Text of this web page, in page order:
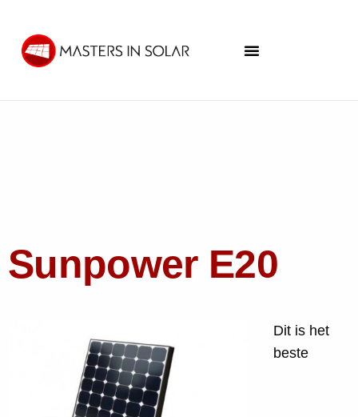
Sunpower E20
Dit is het
beste